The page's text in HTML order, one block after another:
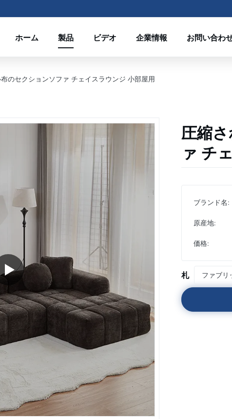
ホーム 製品 ビデオ 企業情報 お問い合わ
のセクションソファ チェイスラウンジ 小部屋用
圧縮
ァ チ
ブランド名:
原産地:
価格:
札 ファブリ